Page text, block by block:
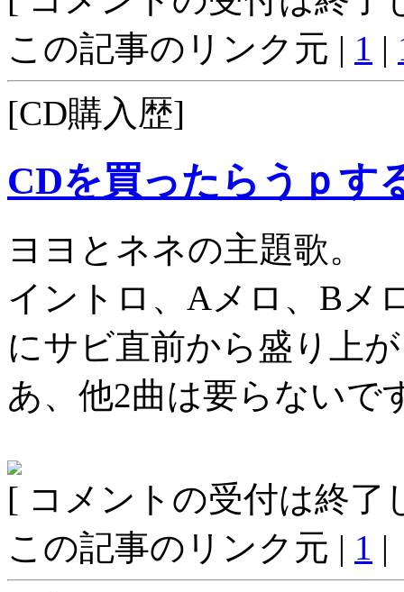
この記事のリンク元 | 1 |
[CD購入歴]
CDを買ったらうｐす
ヨヨとネネの主題歌。
イントロ、Aメロ、Bメ
にサビ直前から盛り上
あ、他2曲は要らないで
[ コメントの受付は終了
この記事のリンク元 | 1 |